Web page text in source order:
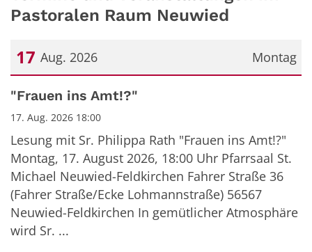
Pastoralen Raum Neuwied
Montag
17 Aug. 2026
Datum: 17. August 2026
"Frauen ins Amt!?"
17. Aug. 2026 18:00
Lesung mit Sr. Philippa Rath "Frauen ins Amt!?"
Montag, 17. August 2026, 18:00 Uhr Pfarrsaal St.
Michael Neuwied-Feldkirchen Fahrer Straße 36
(Fahrer Straße/Ecke Lohmannstraße) 56567
Neuwied-Feldkirchen In gemütlicher Atmosphäre
wird Sr. ...